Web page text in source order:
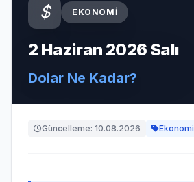
EKONOMI
2 Haziran 2026 Salı
Dolar Ne Kadar?
Güncelleme: 10.08.2026 Ekonomi